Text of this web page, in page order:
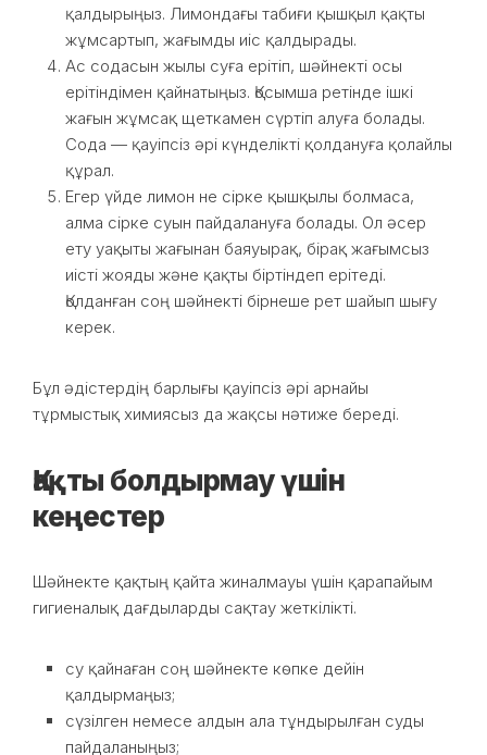
қалдырыңыз. Лимондағы табиғи қышқыл қақты
жұмсартып, жағымды иіс қалдырады.
Ас содасын жылы суға ерітіп, шәйнекті осы
ерітіндімен қайнатыңыз. Қосымша ретінде ішкі
жағын жұмсақ щеткамен сүртіп алуға болады.
Сода — қауіпсіз әрі күнделікті қолдануға қолайлы
құрал.
Егер үйде лимон не сірке қышқылы болмаса,
алма сірке суын пайдалануға болады. Ол әсер
ету уақыты жағынан баяуырақ, бірақ жағымсыз
иісті жояды және қақты біртіндеп ерітеді.
Қолданған соң шәйнекті бірнеше рет шайып шығу
керек.
Бұл әдістердің барлығы қауіпсіз әрі арнайы
тұрмыстық химиясыз да жақсы нәтиже береді.
Қақты болдырмау үшін
кеңестер
Шәйнекте қақтың қайта жиналмауы үшін қарапайым
гигиеналық дағдыларды сақтау жеткілікті.
су қайнаған соң шәйнекте көпке дейін
қалдырмаңыз;
сүзілген немесе алдын ала тұндырылған суды
пайдаланыңыз;